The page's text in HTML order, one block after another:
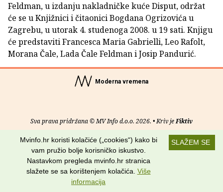
Feldman, u izdanju nakladničke kuće Disput, održat
će se u Knjižnici i čitaonici Bogdana Ogrizovića u
Zagrebu, u utorak 4. studenoga 2008. u 19 sati. Knjigu
će predstaviti Francesca Maria Gabrielli, Leo Rafolt,
Morana Čale, Lada Čale Feldman i Josip Pandurić.
Moderna vremena
Sva prava pridržana © MV Info d.o.o. 2026. • Kriv jeFiktiv
O nama• Pomoć•Uvjeti korištenja•RSS kanali
Potraži nas na:
SLAŽEM SE
Mvinfo.hr koristi kolačiće („cookies“) kako bi
vam pružio bolje korisničko iskustvo.
Nastavkom pregleda mvinfo.hr stranica
slažete se sa korištenjem kolačića. Više
informacija